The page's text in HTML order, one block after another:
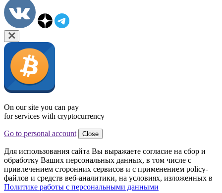
On our site you can pay
for services with cryptocurrency
Go to personal account Close
Для использования сайта Вы выражаете согласие на сбор и
обработку Ваших персональных данных, в том числе с
привлечением сторонних сервисов и с применением policy-
файлов и средств веб-аналитики, на условиях, изложенных в
Политике работы с персональными данными